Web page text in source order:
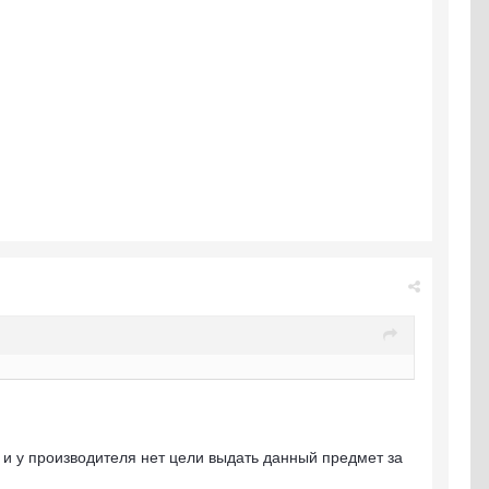
у производителя нет цели выдать данный предмет за